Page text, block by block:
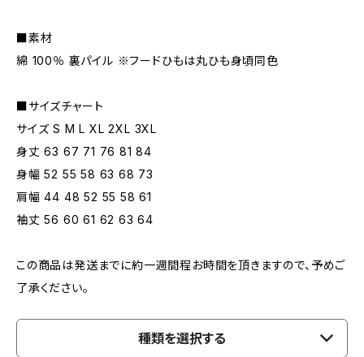
■素材
綿 100％ 裏パイル ※フードひもは丸ひも身頃同色
■サイズチャート
サイズ S M L XL 2XL 3XL
身丈 63 67 71 76 81 84
身幅 52 55 58 63 68 73
肩幅 44 48 52 55 58 61
袖丈 56 60 61 62 63 64
この商品は発送までに約一週間程お時間を頂きますので、予めご
了承ください。
種類を選択する